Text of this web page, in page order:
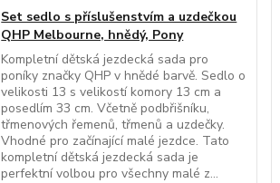
Set sedlo s příslušenstvím a uzdečkou
QHP Melbourne, hnědý, Pony
Kompletní dětská jezdecká sada pro
poníky značky QHP v hnědé barvě. Sedlo o
velikosti 13 s velikostí komory 13 cm a
posedlím 33 cm. Včetně podbřišníku,
třmenových řemenů, třmenů a uzdečky.
Vhodné pro začínající malé jezdce. Tato
kompletní dětská jezdecká sada je
perfektní volbou pro všechny malé z...